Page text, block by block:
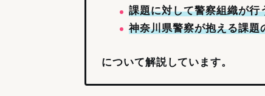
課題に対して警察組織が行
神奈川県警察が抱える課題
について解説しています。